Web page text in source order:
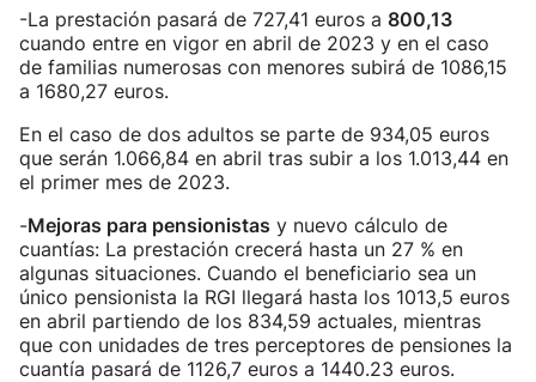
-La prestación pasará de 727,41 euros a 800,13
cuando entre en vigor en abril de 2023 y en el caso
de familias numerosas con menores subirá de 1086,15
a 1680,27 euros.
En el caso de dos adultos se parte de 934,05 euros
que serán 1.066,84 en abril tras subir a los 1.013,44 en
el primer mes de 2023.
-Mejoras para pensionistas y nuevo cálculo de
cuantías: La prestación crecerá hasta un 27 % en
algunas situaciones. Cuando el beneficiario sea un
único pensionista la RGI llegará hasta los 1013,5 euros
en abril partiendo de los 834,59 actuales, mientras
que con unidades de tres perceptores de pensiones la
cuantía pasará de 1126,7 euros a 1440.23 euros.